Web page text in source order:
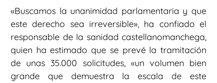
«Buscamos la unanimidad parlamentaria y que
este derecho sea irreversible», ha confiado el
responsable de la sanidad castellanomanchega,
quien ha estimado que se prevé la tramitación
de unas 35.000 solicitudes, «un volumen bien
grande que demuestra la escala de este